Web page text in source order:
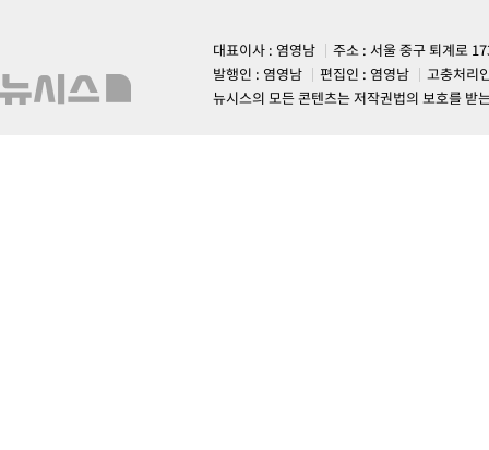
대표이사 : 염영남
주소 : 서울 중구 퇴계로
발행인 : 염영남
편집인 : 염영남
고충처리
뉴시스의 모든 콘텐츠는 저작권법의 보호를